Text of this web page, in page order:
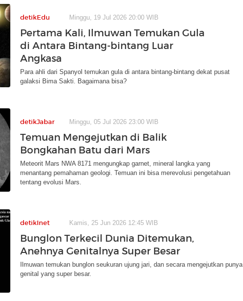
detikEdu Minggu, 19 Jul 2026 20:00 WIB
Pertama Kali, Ilmuwan Temukan Gula
di Antara Bintang-bintang Luar
Angkasa
Para ahli dari Spanyol temukan gula di antara bintang-bintang dekat pusat
galaksi Bima Sakti. Bagaimana bisa?
detikJabar Minggu, 05 Jul 2026 23:00 WIB
Temuan Mengejutkan di Balik
Bongkahan Batu dari Mars
Meteorit Mars NWA 8171 mengungkap garnet, mineral langka yang
menantang pemahaman geologi. Temuan ini bisa merevolusi pengetahuan
tentang evolusi Mars.
detikInet Kamis, 25 Jun 2026 12:45 WIB
Bunglon Terkecil Dunia Ditemukan,
Anehnya Genitalnya Super Besar
Ilmuwan temukan bunglon seukuran ujung jari, dan secara mengejutkan punya
genital yang super besar.